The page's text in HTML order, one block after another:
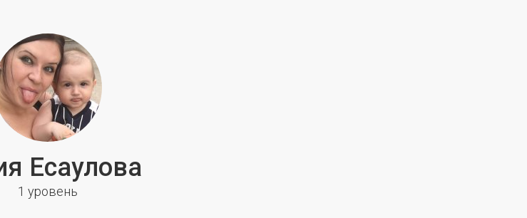
Есаулова
1 уровень